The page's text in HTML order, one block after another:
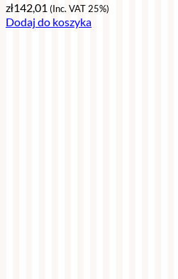
zł142,01 (Inc. VAT 25%)
Dodaj do koszyka